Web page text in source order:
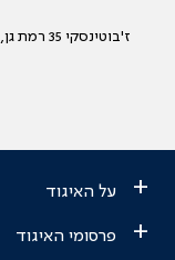
ז'בוטינסקי 35 רמת גן, בניין התאומים 2 קומות 12-10 מיקוד 5251108
+ על האיגוד
+ פרסומי האיגוד